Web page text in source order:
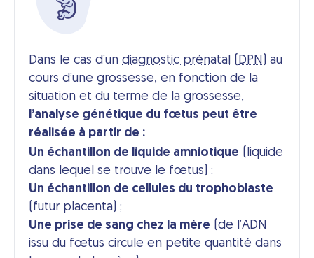
Dans le cas d’un diagnostic prénatal (DPN) au
cours d’une grossesse, en fonction de la
situation et du terme de la grossesse,
l’analyse génétique du fœtus peut être
réalisée à partir de :
Un échantillon de liquide amniotique (liquide
dans lequel se trouve le fœtus) ;
Un échantillon de cellules du trophoblaste
(futur placenta) ;
Une prise de sang chez la mère (de l’ADN
issu du fœtus circule en petite quantité dans